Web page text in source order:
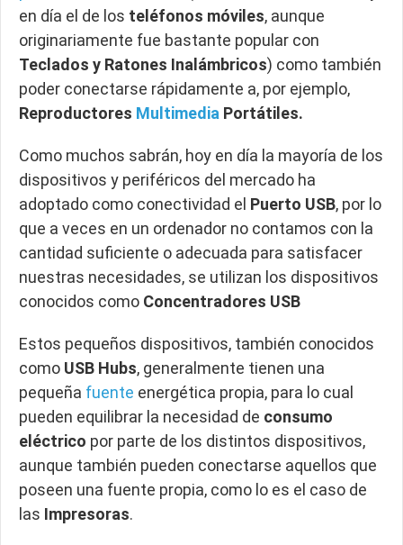
en día el de los teléfonos móviles, aunque
originariamente fue bastante popular con
Teclados y Ratones Inalámbricos) como también
poder conectarse rápidamente a, por ejemplo,
Reproductores Multimedia Portátiles.
Como muchos sabrán, hoy en día la mayoría de los
dispositivos y periféricos del mercado ha
adoptado como conectividad el Puerto USB, por lo
que a veces en un ordenador no contamos con la
cantidad suficiente o adecuada para satisfacer
nuestras necesidades, se utilizan los dispositivos
conocidos como Concentradores USB
Estos pequeños dispositivos, también conocidos
como USB Hubs, generalmente tienen una
pequeña fuente energética propia, para lo cual
pueden equilibrar la necesidad de consumo
eléctrico por parte de los distintos dispositivos,
aunque también pueden conectarse aquellos que
poseen una fuente propia, como lo es el caso de
las Impresoras.